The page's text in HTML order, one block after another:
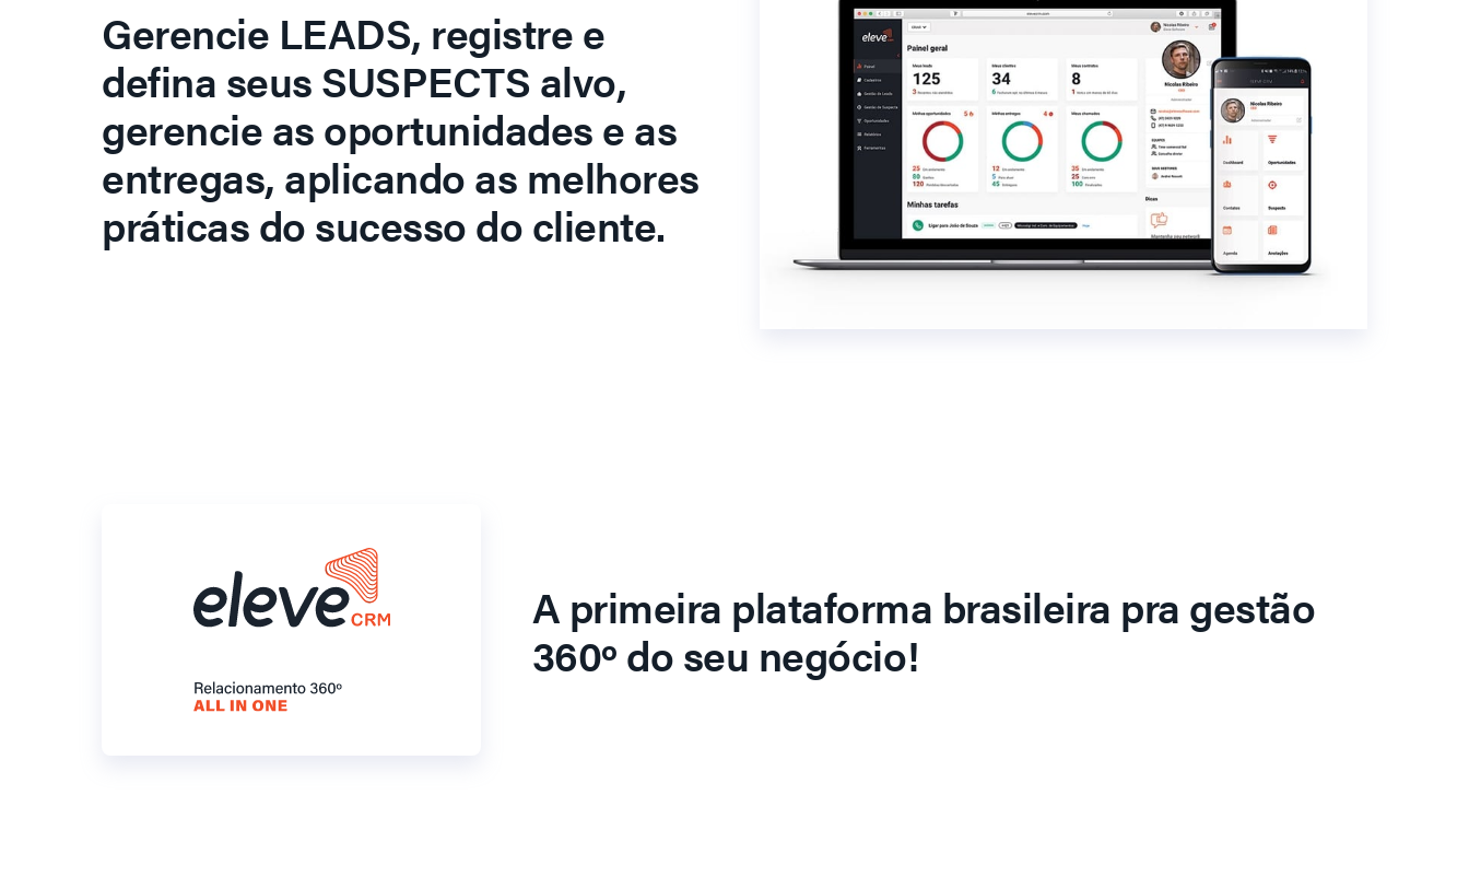
Gerencie LEADS, registre e
defina seus SUSPECTS alvo,
gerencie as oportunidades e as
entregas, aplicando as melhores
práticas do sucesso do cliente.
A primeira plataforma brasileira pra gestão
360º do seu negócio!